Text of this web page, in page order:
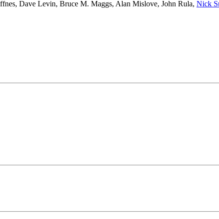
, Dave Levin, Bruce M. Maggs, Alan Mislove, John Rula, Nick